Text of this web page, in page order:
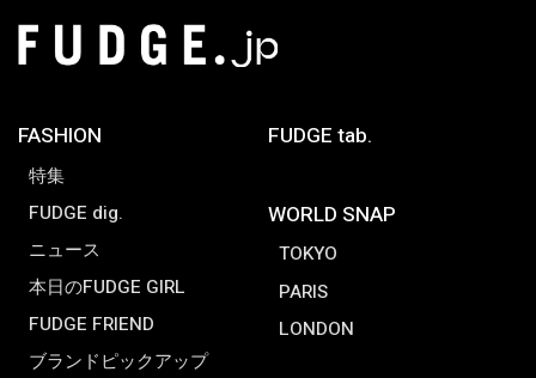
FASHION
特集
FUDGE dig.
ニュース
本日のFUDGE GIRL
FUDGE FRIEND
ブランドピックアップ
FUDGE tab.
WORLD SNAP
TOKYO
PARIS
LONDON